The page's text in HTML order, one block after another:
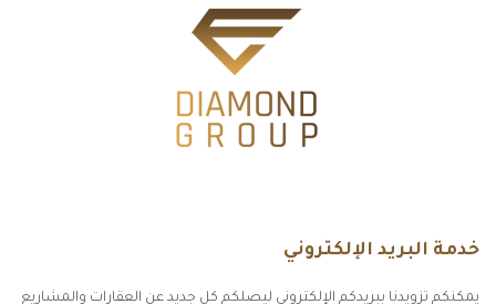
خدمة البريد الإلكتروني
يمكنكم تزويدنا ببريدكم الإلكتروني ليصلكم كل جديد عن العقارات والمشاريع